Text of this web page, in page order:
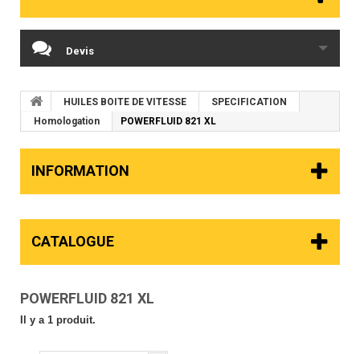
Devis
HUILES BOITE DE VITESSE
SPECIFICATION
Homologation
POWERFLUID 821 XL
INFORMATION
CATALOGUE
POWERFLUID 821 XL
Il y a 1 produit.